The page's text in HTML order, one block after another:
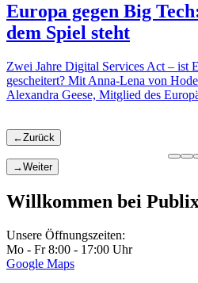
Europa gegen Big
dem Spiel steht
Zwei Jahre Digital Services Act – ist
gescheitert? Mit Anna-Lena von
Alexandra Geese, Mitglied des
←Zurück
→Weiter
Willkommen bei
Unsere Öffnungszeiten:
Mo - Fr 8:00 - 17:00 Uhr
Google Maps